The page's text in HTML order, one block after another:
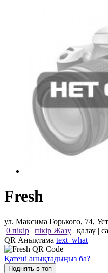
Fresh
ул. Максима Горького, 74,
0 пікір | пікір Жазу | қалау |
QR Анықтама text_what
Қатені анықтадыңыз ба?
Поднять в топ